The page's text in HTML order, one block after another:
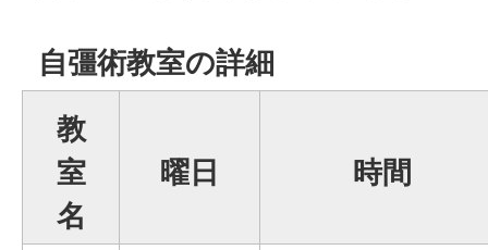
自彊術教室の詳細
教
室
名
曜日 時間